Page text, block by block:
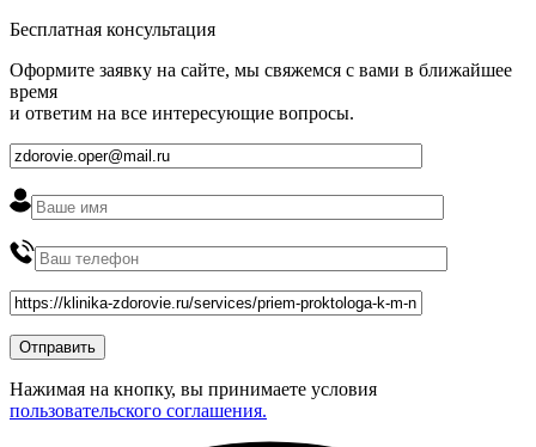
Бесплатная консультация
Оформите заявку на сайте, мы свяжемся с вами в ближайшее
время
и ответим на все интересующие вопросы.
Нажимая на кнопку, вы принимаете условия
пользовательского соглашения.